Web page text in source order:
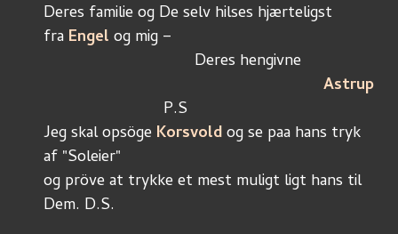
Deres familie og De selv hilses hjærteligst
fra Engel og mig –
			          Deres hengivne
Astrup
	                   P.S
Jeg skal opsöge Korsvold og se paa hans tryk
af "Soleier"
og pröve at trykke et mest muligt ligt hans til
Dem. D.S.